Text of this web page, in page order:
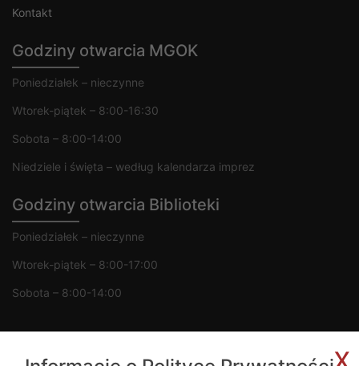
Kontakt
Godziny otwarcia MGOK
Poniedziałek – nieczynne
Wtorek-piątek – 8:00-16:30
Sobota – 8:00-14:00
Niedziele i święta – według kalendarza imprez
Godziny otwarcia Biblioteki
Poniedziałek – nieczynne
Wtorek-piątek – 8:00-17:00
Sobota – 8:00-14:00
x